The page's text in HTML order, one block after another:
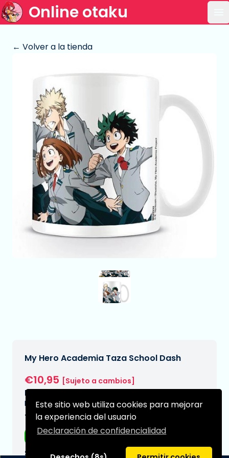
Este sitio web utiliza cookies para mejorar
la experiencia del usuario
Declaración de confidencialidad
Online otaku
← Volver a la tienda
My Hero Academia Taza School Dash
€10,95 [Sujeto a cambios]
Fecha de entrega prevista:
N/A
Tipo:
Tazas
Serie: